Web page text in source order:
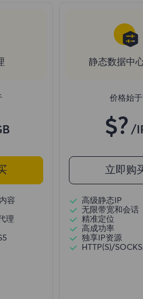
容
理
静态数据中
价格始于
$? /
立即购
高级静态IP
无限带宽和会话
精准定位
高成功率
独享IP资源
HTTP(S)/